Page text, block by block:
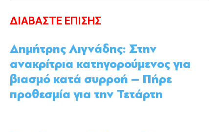
ΔΙΑΒΑΣΤΕ ΕΠΙΣΗΣ
Δημήτρης Λιγνάδης: Στην
ανακρίτρια κατηγορούμενος για
βιασμό κατά συρροή – Πήρε
προθεσμία για την Τετάρτη